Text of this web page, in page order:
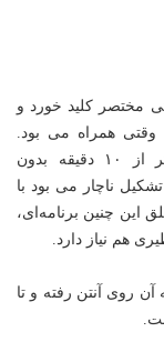
مختصر کلید خورد و
همراه می بود.
عروسک‌گردانی، کاری طاقت‌فرساست و بیشتر از ۱۰ دقیقه بدون
ناچار می بود با
چنین برنامه‌ای،
هم نیاز دارد.
تکه آن روی آنتن رفته و تا